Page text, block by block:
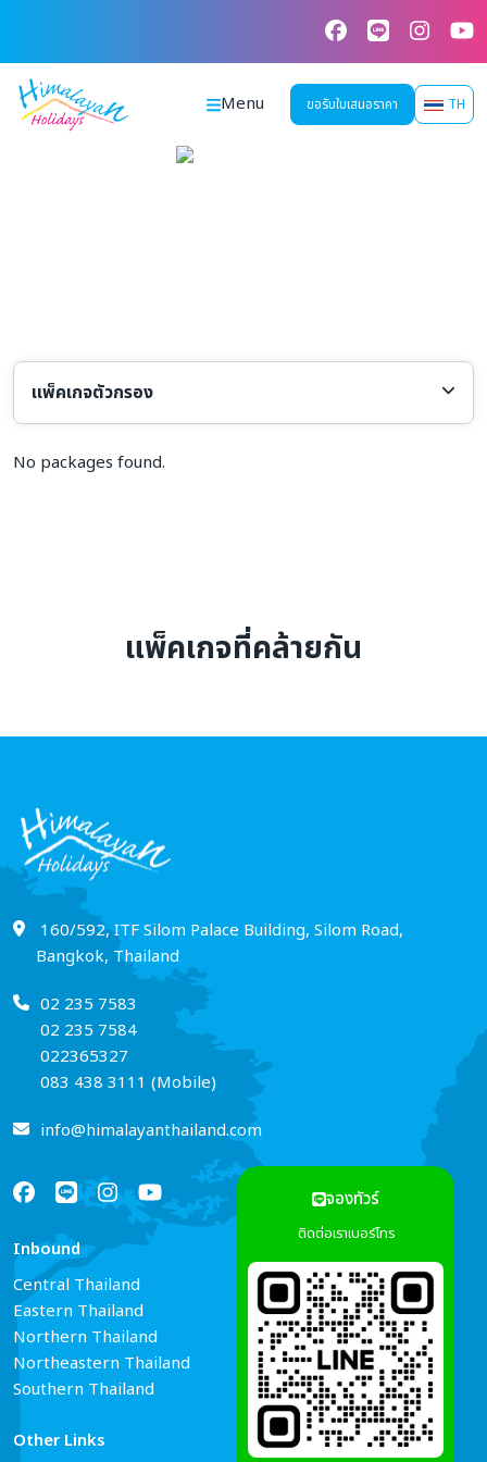
content
Menu
ขอรับใบเสนอราคา TH
จองทัวร์
ติดต่อเราเบอร์โทร
แพ็คเกจตัวกรอง
No packages found.
แพ็คเกจที่คล้ายกัน
160/592, ITF Silom Palace Building, Silom Road,
Bangkok, Thailand
02 235 7583
02 235 7584
022365327
083 438 3111 (Mobile)
info@himalayanthailand.com
Inbound
Central Thailand
Eastern Thailand
Northern Thailand
Northeastern Thailand
Southern Thailand
Tour Guide Booking
Car Rental
Hotel Reservations
Air Ticket Booking
Other Links Connect Us